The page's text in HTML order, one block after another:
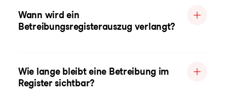
Wann wird ein
Betreibungsregisterauszug verlangt?
Wie lange bleibt eine Betreibung im
Register sichtbar?